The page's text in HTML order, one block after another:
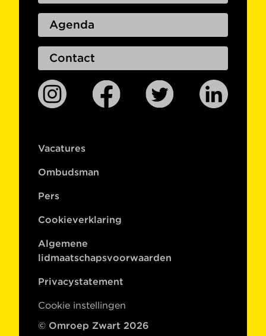
Agenda
Contact
Vacatures
Ombudsman
Pers
Cookieverklaring
Algemene
lidmaatschapsvoorwaarden
Privacystatement
Cookie instellingen
© Omroep Zwart 2026